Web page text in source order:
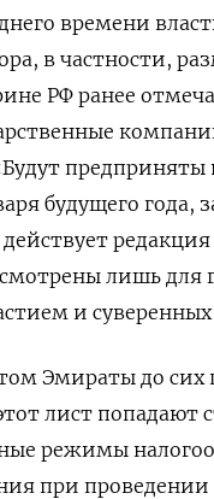
времени
в частности,
РФ ранее
предприняты
будущего
лишь для
и
Эмираты до сих
лист попадают
режимы
при